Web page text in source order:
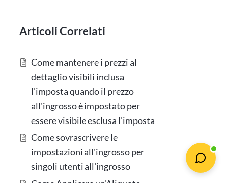
Articoli Correlati
Come mantenere i prezzi al
dettaglio visibili inclusa
l'imposta quando il prezzo
all'ingrosso è impostato per
essere visibile esclusa l'imposta
Come sovrascrivere le
impostazioni all'ingrosso per
singoli utenti all'ingrosso